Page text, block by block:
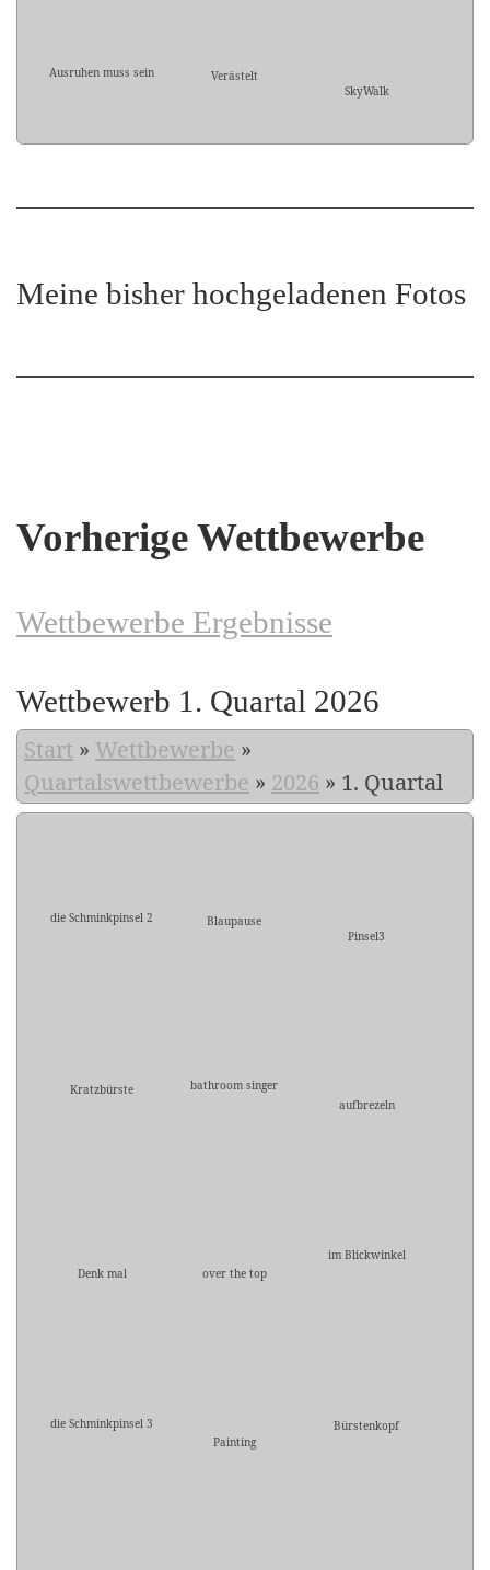
Ausruhen muss sein
Verästelt
SkyWalk
Meine bisher hochgeladenen Fotos
Vorherige Wettbewerbe
Wettbewerbe Ergebnisse
Wettbewerb 1. Quartal 2026
Start » Wettbewerbe »
Quartalswettbewerbe » 2026 » 1. Quartal
die Schminkpinsel 2
Blaupause
Pinsel3
Kratzbürste
bathroom singer
aufbrezeln
Denk mal over the top
im Blickwinkel
die Schminkpinsel 3
Painting
Bürstenkopf